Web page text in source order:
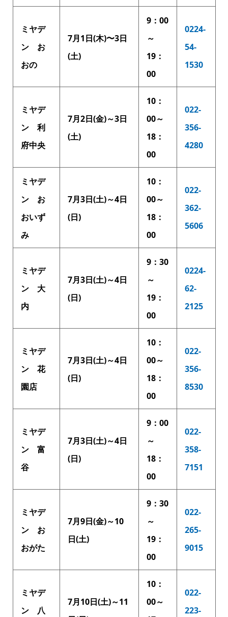
ミヤデ
ン お
おの
7月1日(木)〜3日
(土)
9：00
～
19：
00
0224-
54-
1530
ミヤデ
ン 利
府中央
7月2日(金)～3日
(土)
10：
00～
18：
00
022-
356-
4280
ミヤデ
ン お
おいず
み
7月3日(土)～4日
(日)
10：
00～
18：
00
022-
362-
5606
ミヤデ
ン 大
内
7月3日(土)～4日
(日)
9：30
～
19：
00
0224-
62-
2125
ミヤデ
ン 花
園店
7月3日(土)～4日
(日)
10：
00～
18：
00
022-
356-
8530
ミヤデ
ン 富
谷
7月3日(土)～4日
(日)
9：00
～
18：
00
022-
358-
7151
ミヤデ
ン お
おがた
7月9日(金)～10
日(土)
9：30
～
19：
00
022-
265-
9015
ミヤデ
ン 八
7月10日(土)～11
10：
00～
022-
223-